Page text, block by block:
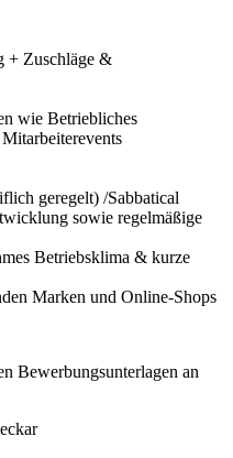
+ Zuschläge &
wie Betriebliches
geregelt) /Sabbatical
sowie regelmäßige
Betriebsklima & kurze
Marken und Online-Shops
Bewerbungsunterlagen an